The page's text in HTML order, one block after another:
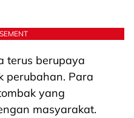
terus berupaya
perubahan. Para
yang
masyarakat.